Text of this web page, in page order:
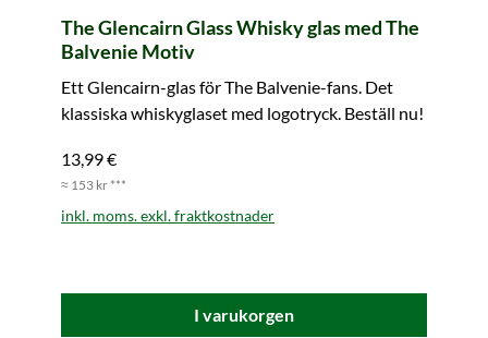
The Glencairn Glass Whisky glas med The
Balvenie Motiv
Ett Glencairn-glas för The Balvenie-fans. Det
klassiska whiskyglaset med logotryck. Beställ nu!
13,99 €
≈ 153 kr ***
inkl. moms. exkl. fraktkostnader
I varukorgen